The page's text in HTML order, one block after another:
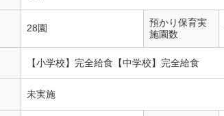
28園
預かり保育実
施園数
【小学校】完全給食【中学校】完全給食
未実施